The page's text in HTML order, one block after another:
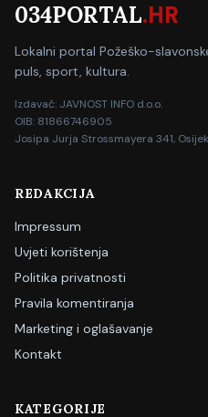
034PORTAL.HR
Lokalni portal Požeško-
puls, sport, kultura.
Izdavač: JAVNOST INFO d.o.o.
OIB: 81866746905
Josipa Jurja Strossmayera 341, Osijek
REDAKCIJA
Impressum
Uvjeti korištenja
Politika privatnosti
Pravila komentiranja
Marketing i oglašavanje
Kontakt
KATEGORIJE